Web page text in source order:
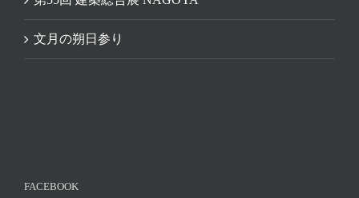
文月の朔日参り
FACEBOOK